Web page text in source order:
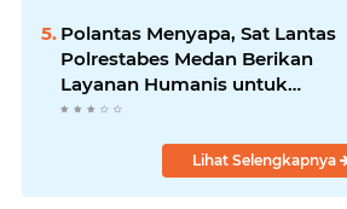
Bersih Narkoba
Polantas Menyapa, Sat Lantas
Polrestabes Medan Berikan
Layanan Humanis untuk
Pendaftaran Pemohon SIM
Lihat Selengkapnya